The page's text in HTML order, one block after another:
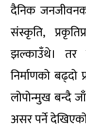
दैनिक
संस्कृति,
झल्काउँथे।
निर्माणको बढ्दो
लोपोन्मुख बन्दै
असर पर्ने